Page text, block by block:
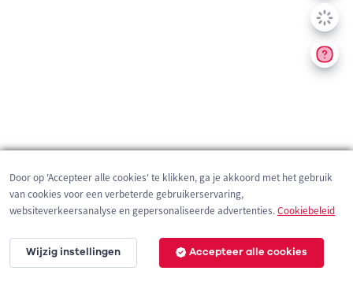
200 m
Door op 'Accepteer alle cookies' te klikken, ga je akkoord met het gebruik
van cookies voor een verbeterde gebruikerservaring,
websiteverkeersanalyse en gepersonaliseerde advertenties.Cookiebeleid
Wijzig instellingen Accepteer alle cookies